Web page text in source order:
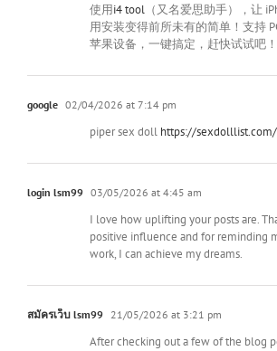
使用i4 tool （又名爱思助手），让
用安装变得前所未有的简单！支持
苹果设备，一键搞定，赶快试试吧
google 02/04/2026 at 7:14 pm
piper sex doll https://
login lsm99 03/05/2026 at 4:45 am
I love how uplifting your posts are.
positive influence and for reminding
work, I can achieve my dreams.
สมัครเว็บ lsm99 21/05/2026 at 3:21 pm
After checking out a few of the blog